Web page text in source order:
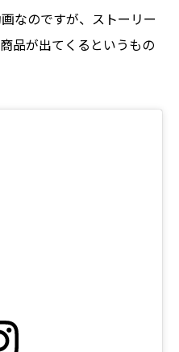
なのですが、ストーリー
品が出てくるというもの